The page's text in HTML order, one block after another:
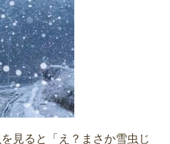
見ると「え？まさか雪虫じ